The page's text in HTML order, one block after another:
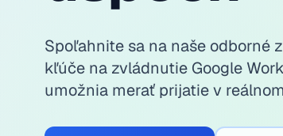
Spoľahnite sa na naše odborné
kľúče na zvládnutie Google
umožnia merať prijatie v